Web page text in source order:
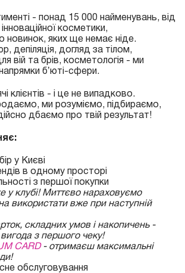
- понад 15 000 найменувань, від
косметики,
новинок, яких ще немає ніде.
депіляція, догляд за тілом,
вій та брів, косметологія - ми
бʼюті-сфери.
клієнтів - і це не випадково.
ми розуміємо, підбираємо,
дбаємо про твій результат!
у Києві
в одному просторі
з першої покупки
у клубі! Миттєво нараховуємо
використати вже при наступній
складних умов і накопичень -
з першого чеку!
CARD- отримаєш максимальні
обслуговування